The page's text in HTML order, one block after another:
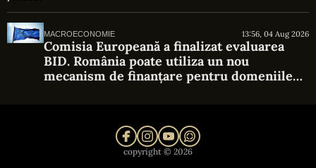
MACROECONOMIE 13:56, 04 Aug 2026
Comisia Europeană a finalizat evaluarea
BID. România poate utiliza un nou
mecanism de finanțare pentru domeniile
copyright © 2026